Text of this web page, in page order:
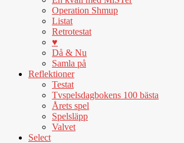
Operation Shmup
Listat
Retrotestat
♥
Då & Nu
Samla på
Reflektioner
Testat
Tvspelsdagbokens 100 bästa
Årets spel
Spelsläpp
Valvet
Select